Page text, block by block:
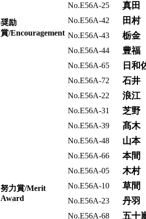
奨励
賞/Encouragement
No.E56A-25 真田
No.E56A-42 田
No.E56A-43 栃金
No.E56A-44 豊福
No.E56A-65 日
No.E56A-72 石井
努力賞/Merit
Award
No.E56A-22 浪江
No.E56A-31 芝野
No.E56A-39 髙木
No.E56A-48 山本
No.E56A-66 本間
No.E56A-05 木村
No.E56A-10 草間
No.E56A-23 丹羽
No.E56A-68 五十